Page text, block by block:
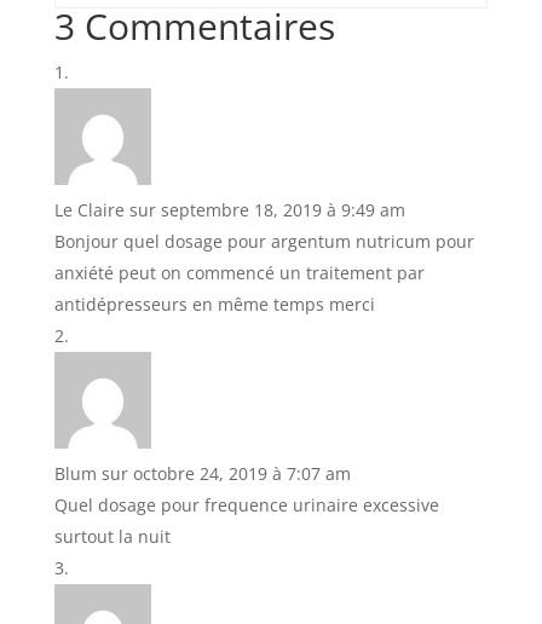
3 Commentaires
Le Claire sur septembre 18, 2019 à 9:49 am
Bonjour quel dosage pour argentum nutricum pour
anxiété peut on commencé un traitement par
antidépresseurs en même temps merci
Blum sur octobre 24, 2019 à 7:07 am
Quel dosage pour frequence urinaire excessive
surtout la nuit